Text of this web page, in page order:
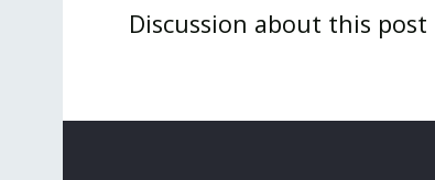
Discussion about this post